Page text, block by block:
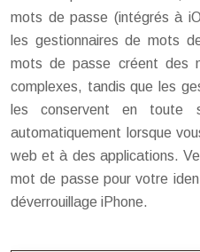
mots de passe (intégrés à
les gestionnaires de mots
mots de passe créent des
complexes, tandis que les
les conservent en toute
automatiquement lorsque
web et à des applications.
mot de passe pour votre
déverrouillage iPhone.